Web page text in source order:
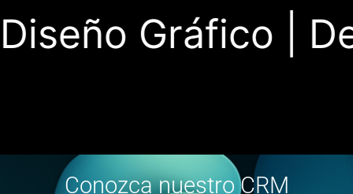
Gráfico |
Conozca nuestro CRM